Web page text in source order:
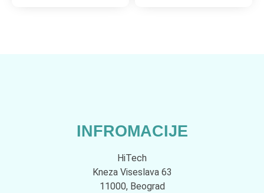
INFROMACIJE
HiTech
Kneza Viseslava 63
11000, Beograd